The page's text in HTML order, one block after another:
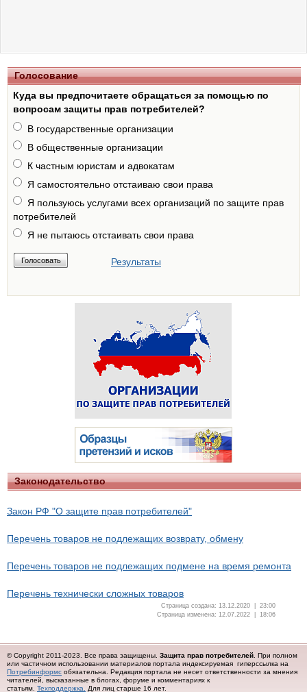
Голосование
Куда вы предпочитаете обращаться за помощью по
вопросам защиты прав потребителей?
В государственные организации
В общественные организации
К частным юристам и адвокатам
Я самостоятельно отстаиваю свои права
Я пользуюсь услугами всех организаций по защите прав
потребителей
Я не пытаюсь отстаивать свои права
Результаты
Законодательство
Закон РФ "О защите прав потребителей"
Перечень товаров не подлежащих возврату, обмену
Перечень товаров не подлежащих подмене на время ремонта
Перечень технически сложных товаров
Страница создана: 13.12.2020 | 23:00
Страница изменена: 12.07.2022 | 18:06
© Copyright 2011-2023. Все права защищены. Защита прав потребителей . При полном
или частичном использовании материалов портала индексируемая гиперссылка на
Потребинформс обязательна. Редакция портала не несет ответственности за мнения
читателей, высказанные в блогах, форуме и комментариях к
статьям. Техподдержка. Для лиц старше 16 лет.